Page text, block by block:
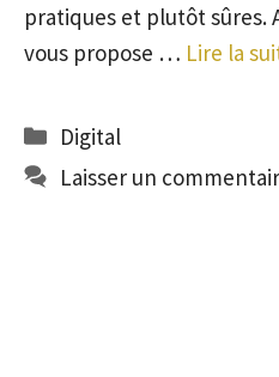
pratiques et plutôt sûres.
vous propose … Lire la
Catégories
Digital
Laisser un